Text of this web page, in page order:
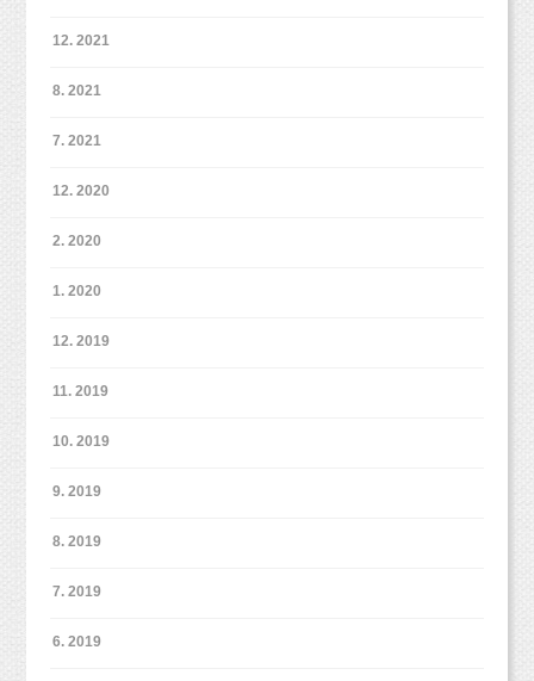
12. 2021
8. 2021
7. 2021
12. 2020
2. 2020
1. 2020
12. 2019
11. 2019
10. 2019
9. 2019
8. 2019
7. 2019
6. 2019